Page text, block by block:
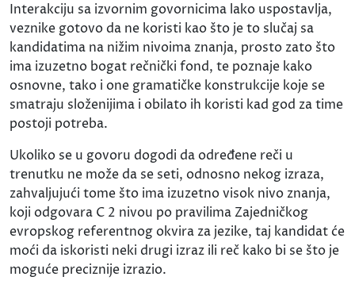
Interakciju sa izvornim govornicima lako uspostavlja,
veznike gotovo da ne koristi kao što je to slučaj sa
kandidatima na nižim nivoima znanja, prosto zato što
ima izuzetno bogat rečnički fond, te poznaje kako
osnovne, tako i one gramatičke konstrukcije koje se
smatraju složenijima i obilato ih koristi kad god za time
postoji potreba.
Ukoliko se u govoru dogodi da određene reči u
trenutku ne može da se seti, odnosno nekog izraza,
zahvaljujući tome što ima izuzetno visok nivo znanja,
koji odgovara C 2 nivou po pravilima Zajedničkog
evropskog referentnog okvira za jezike, taj kandidat će
moći da iskoristi neki drugi izraz ili reč kako bi se što je
moguće preciznije izrazio.